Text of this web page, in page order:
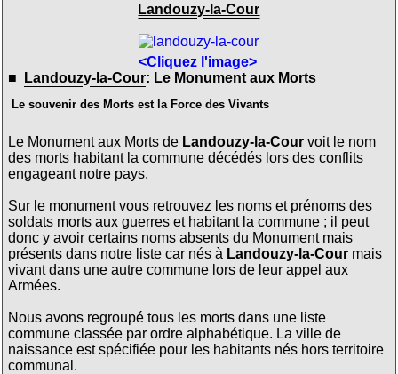
Landouzy-la-Cour
<Cliquez l'image>
■
Landouzy-la-Cour: Le Monument aux Morts
Le souvenir des Morts est la Force des Vivants
Le Monument aux Morts de Landouzy-la-Courvoit le nom
des morts habitant la commune décédés lors des conflits
engageant notre pays.
Sur le monument vous retrouvez les noms et prénoms des
soldats morts aux guerres et habitant la commune ; il peut
donc y avoir certains noms absents du Monument mais
présents dans notre liste car nés à Landouzy-la-Courmais
vivant dans une autre commune lors de leur appel aux
Armées.
Nous avons regroupé tous les morts dans une liste
commune classée par ordre alphabétique. La ville de
naissance est spécifiée pour les habitants nés hors territoire
communal.